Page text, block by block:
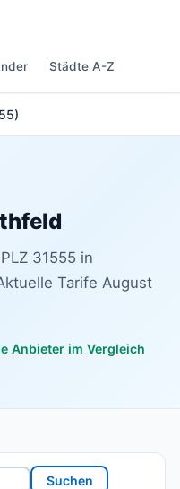
Städte A-Z
31555 in
Tarife August
Anbieter im Vergleich
Suchen